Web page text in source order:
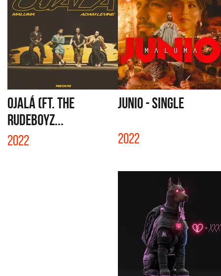
OJALÁ (FT. THE
RUDEBOYZ...
2022
JUNIO - SINGLE
2022